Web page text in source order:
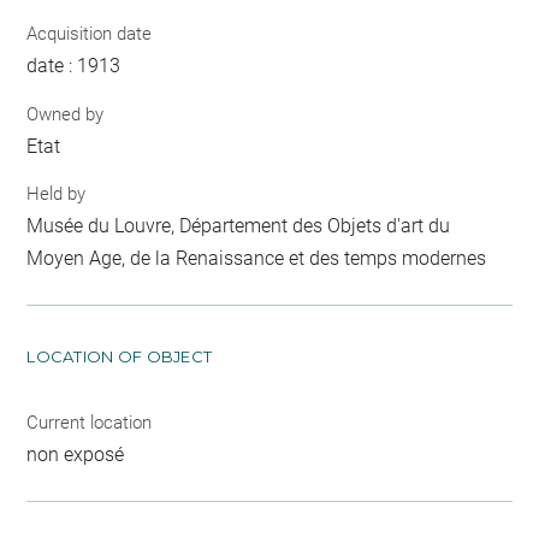
Acquisition date
date : 1913
Owned by
Etat
Held by
Musée du Louvre, Département des Objets d'art du
Moyen Age, de la Renaissance et des temps modernes
LOCATION OF OBJECT
Current location
non exposé